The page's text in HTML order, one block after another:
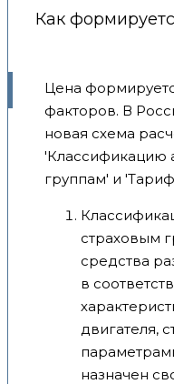
Как
Цена
факторов. В
новая схема
'Классификацию
группам' и
страховым
средства
в
двигателя,
назначен